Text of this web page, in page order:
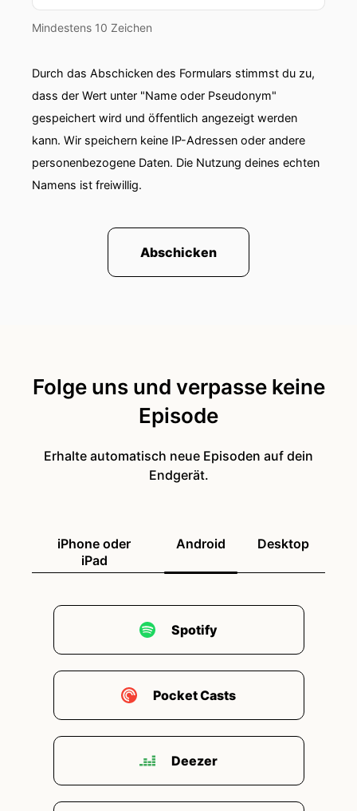
Mindestens 10 Zeichen
Durch das Abschicken des Formulars stimmst du zu,
dass der Wert unter "Name oder Pseudonym"
gespeichert wird und öffentlich angezeigt werden
kann. Wir speichern keine IP-Adressen oder andere
personenbezogene Daten. Die Nutzung deines echten
Namens ist freiwillig.
Abschicken
Folge uns und verpasse keine
Episode
Erhalte automatisch neue Episoden auf dein
Endgerät.
iPhone oder
iPad
Android Desktop
Spotify
Pocket Casts
Deezer